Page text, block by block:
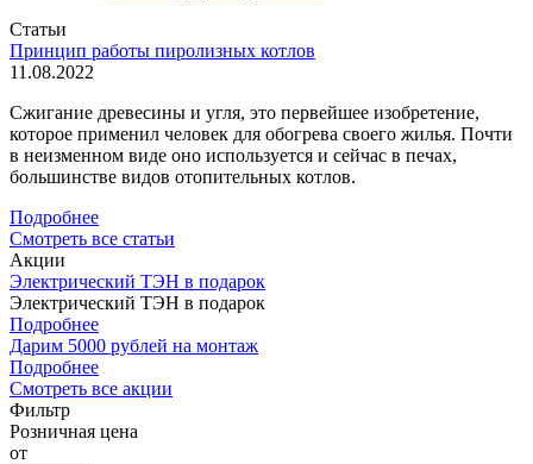
Статьи
Принцип работы пиролизных котлов
11.08.2022
Сжигание древесины и угля, это первейшее изобретение,
которое применил человек для обогрева своего жилья. Почти
в неизменном виде оно используется и сейчас в печах,
большинстве видов отопительных котлов.
Подробнее
Смотреть все статьи
Акции
Электрический ТЭН в подарок
Электрический ТЭН в подарок
Подробнее
Дарим 5000 рублей на монтаж
Подробнее
Смотреть все акции
Фильтр
Розничная цена
от